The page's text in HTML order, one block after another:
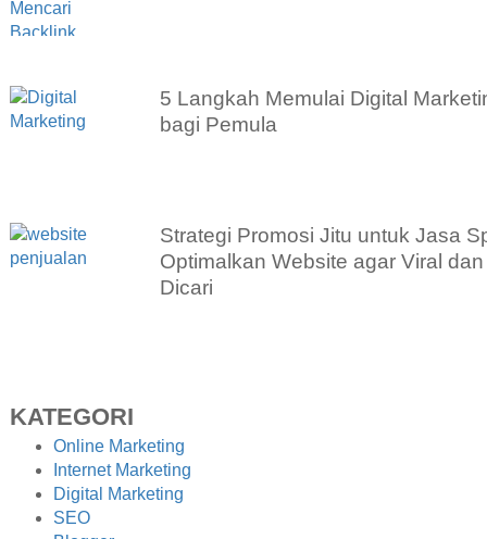
5 Langkah Memulai Digital
bagi Pemula
Strategi Promosi Jitu untuk Jasa
Optimalkan Website agar Viral dan
Dicari
KATEGORI
Online Marketing
Internet Marketing
Digital Marketing
SEO